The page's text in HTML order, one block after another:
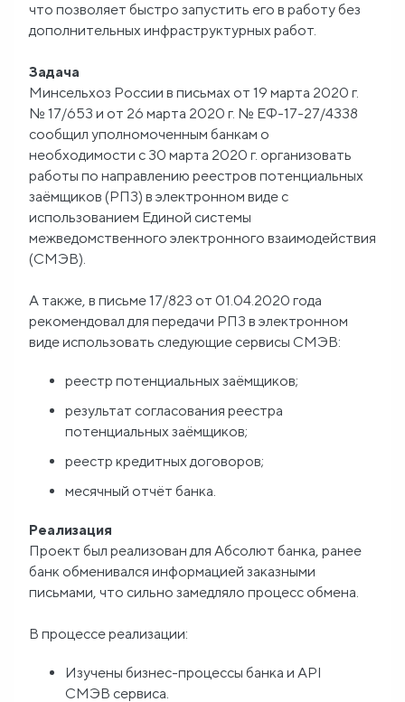
что позволяет быстро запустить его в работу без
дополнительных инфраструктурных работ.
Задача
Минсельхоз России в письмах от 19 марта 2020 г.
№ 17/653 и от 26 марта 2020 г. № ЕФ-17-27/4338
сообщил уполномоченным банкам о
необходимости с 30 марта 2020 г. организовать
работы по направлению реестров потенциальных
заёмщиков (РПЗ) в электронном виде с
использованием Единой системы
межведомственного электронного взаимодействия
(СМЭВ).
А также, в письме 17/823 от 01.04.2020 года
рекомендовал для передачи РПЗ в электронном
виде использовать следующие сервисы СМЭВ:
реестр потенциальных заёмщиков;
результат согласования реестра
потенциальных заёмщиков;
реестр кредитных договоров;
месячный отчёт банка.
Реализация
Проект был реализован для Абсолют банка, ранее
банк обменивался информацией заказными
письмами, что сильно замедляло процесс обмена.
В процессе реализации:
Изучены бизнес-процессы банка и API
СМЭВ сервиса.